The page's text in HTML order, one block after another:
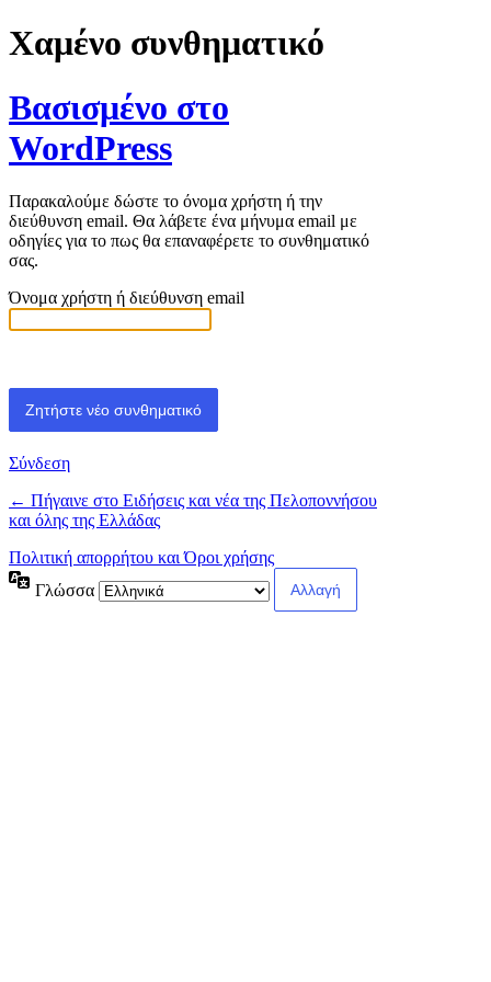
Χαμένο συνθηματικό
Βασισμένο στο
WordPress
Παρακαλούμε δώστε το όνομα χρήστη ή την
διεύθυνση email. Θα λάβετε ένα μήνυμα email με
οδηγίες για το πως θα επαναφέρετε το συνθηματικό
σας.
Όνομα χρήστη ή διεύθυνση email
Σύνδεση
← Πήγαινε στο Ειδήσεις και νέα της Πελοποννήσου
και όλης της Ελλάδας
Πολιτική απορρήτου και Όροι χρήσης
Γλώσσα